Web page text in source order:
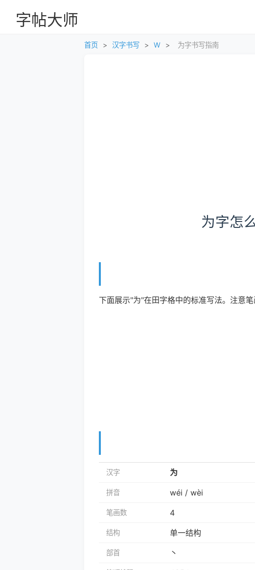
字帖大师
首页 > 汉字书写 > W > 为字书写指南
为字怎
下面展示"为"在田字格中的标准写法。注意笔
汉字 为
拼音 wéi / wèi
笔画数 4
结构 单一结构
部首 丶